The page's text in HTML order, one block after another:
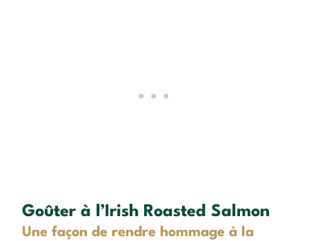
Goûter à l’Irish Roasted Salmon
Une façon de rendre hommage à la